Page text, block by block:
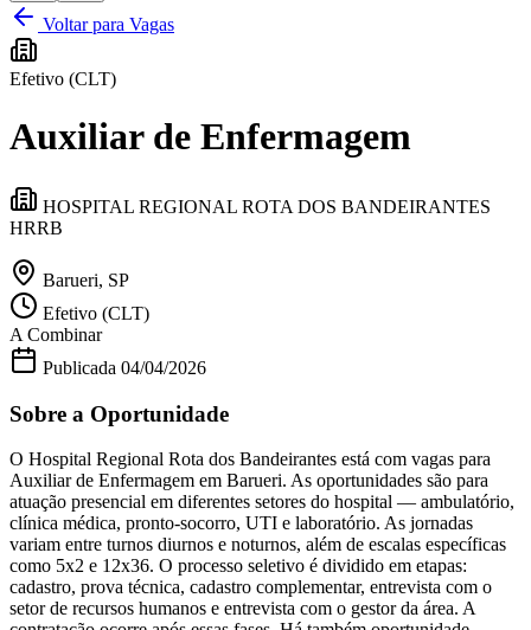
Para Sua Empresa
Cadastrar Empresa
Publicidade Legal
Esportes
Saúde
Cultura
Meio Ambiente
Obras
Educação
Bairros de Barueri
AldeiaAldeia da SerraAldeia de BarueriAlphavilleBairro
JubranBelvalBethavilleBoa
VistaCalifórnia CarapicuíbaCentroChácaras MarcoCidades da
Região Cotia Cruz PretaEngenho NovoFazenda
MilitarItapeviJandiraJardim AudirJardim BelvalJardim
CalifórniaJardim dos AltosJardim dos Camargos Jardim
EsperançaJardim GrazielaJardim IracemaJardim ItaquitiJardim
Voltar para Vagas
Efetivo (CLT)
Auxiliar de Enfermagem
HOSPITAL REGIONAL ROTA DOS BANDEIRANTES
HRRB
Barueri, SP
Efetivo (CLT)
A Combinar
Publicada 04/04/2026
Sobre a Oportunidade
O Hospital Regional Rota dos Bandeirantes está com vagas para
Auxiliar de Enfermagem em Barueri. As oportunidades são para
atuação presencial em diferentes setores do hospital — ambulatório,
clínica médica, pronto-socorro, UTI e laboratório. As jornadas
variam entre turnos diurnos e noturnos, além de escalas específicas
como 5x2 e 12x36. O processo seletivo é dividido em etapas:
cadastro, prova técnica, cadastro complementar, entrevista com o
setor de recursos humanos e entrevista com o gestor da área. A